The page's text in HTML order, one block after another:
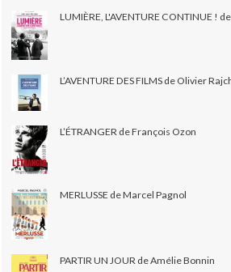
LUMIÈRE, L'AVENTURE CONTINUE !
L’AVENTURE DES FILMS de Olivier
L’ÉTRANGER de François Ozon
MERLUSSE de Marcel Pagnol
PARTIR UN JOUR de Amélie Bonnin